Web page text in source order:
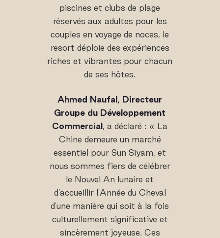
piscines et clubs de plage
réservés aux adultes pour les
couples en voyage de noces, le
resort déploie des expériences
riches et vibrantes pour chacun
de ses hôtes.
Ahmed Naufal, Directeur
Groupe du Développement
Commercial , a déclaré : « La
Chine demeure un marché
essentiel pour Sun Siyam, et
nous sommes fiers de célébrer
le Nouvel An lunaire et
d'accueillir l'Année du Cheval
d'une manière qui soit à la fois
culturellement significative et
sincèrement joyeuse. Ces